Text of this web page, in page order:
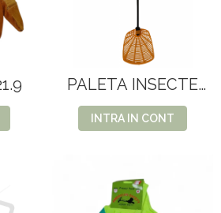
PALETA INSECTE
ALY
INTRA IN CONT